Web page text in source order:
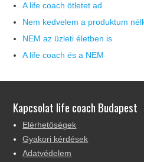
A life coach ötletet ad
Nem kedvelem a produktum
NEM az üzleti életben is
A life coach és a NEM
Kapcsolat life coach Budapest
Elérhetőségek
Gyakori kérdések
Adatvédelem